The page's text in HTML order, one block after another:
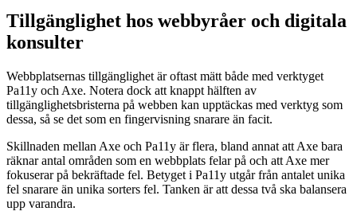
Tillgänglighet hos webbyråer och digitala
konsulter
Webbplatsernas tillgänglighet är oftast mätt både med verktyget
Pa11y och Axe. Notera dock att knappt hälften av
tillgänglighetsbristerna på webben kan upptäckas med verktyg som
dessa, så se det som en fingervisning snarare än facit.
Skillnaden mellan Axe och Pa11y är flera, bland annat att Axe bara
räknar antal områden som en webbplats felar på och att Axe mer
fokuserar på bekräftade fel. Betyget i Pa11y utgår från antalet unika
fel snarare än unika sorters fel. Tanken är att dessa två ska balansera
upp varandra.